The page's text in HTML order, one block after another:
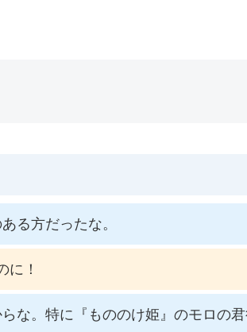
る方だったな。
に！
な。特に『もののけ姫』のモロの君